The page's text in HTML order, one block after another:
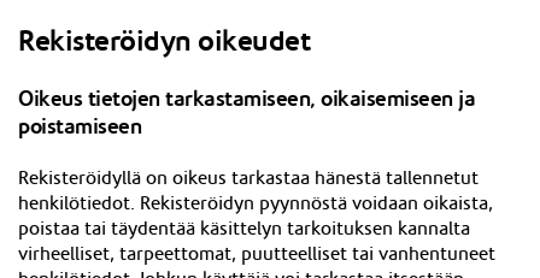
Rekisteröidyn oikeudet
Oikeus tietojen tarkastamiseen, oikaisemiseen ja
poistamiseen
Rekisteröidyllä on oikeus tarkastaa hänestä tallennetut
henkilötiedot. Rekisteröidyn pyynnöstä voidaan oikaista,
poistaa tai täydentää käsittelyn tarkoituksen kannalta
virheelliset, tarpeettomat, puutteelliset tai vanhentuneet